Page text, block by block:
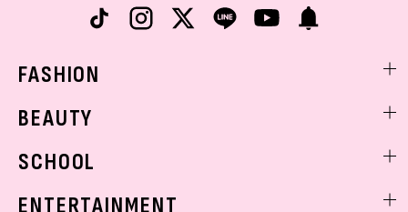
FASHION
着回し
BEAUTY
ベストコスメ
SCHOOL
ENTERTAINMENT